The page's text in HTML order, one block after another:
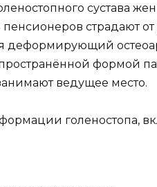
сустава
пенсионеров страдают
деформирующий
формой
ведущее место.
голеностопа,